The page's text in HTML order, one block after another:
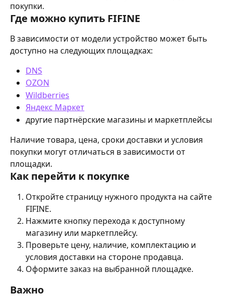
покупки.
Где можно купить FIFINE
В зависимости от модели устройство может быть
доступно на следующих площадках:
DNS
OZON
Wildberries
Яндекс Маркет
другие партнёрские магазины и маркетплейсы
Наличие товара, цена, сроки доставки и условия
покупки могут отличаться в зависимости от
площадки.
Как перейти к покупке
Откройте страницу нужного продукта на сайте
FIFINE.
Нажмите кнопку перехода к доступному
магазину или маркетплейсу.
Проверьте цену, наличие, комплектацию и
условия доставки на стороне продавца.
Оформите заказ на выбранной площадке.
Важно